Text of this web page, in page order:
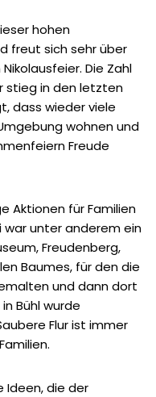
hohen
freut sich sehr über
Die Zahl
stieg in den letzten
dass wieder viele
wohnen und
Freude
Aktionen für Familien
war unter anderem ein
Freudenberg,
Baumes, für den die
und dann dort
Bühl wurde
Flur ist immer
Ideen, die der